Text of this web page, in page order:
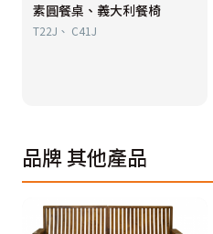
素圓餐桌、義大利餐椅
T22J、 C41J
品牌其他產品